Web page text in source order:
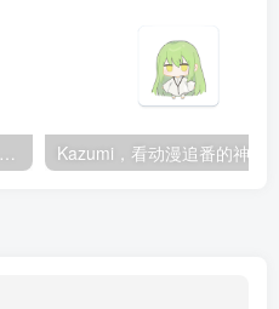
鸭趣听书，付费资源无限制，内置多书源